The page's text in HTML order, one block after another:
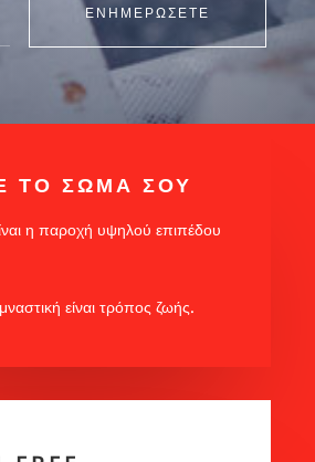
ΕΝΗΜΕΡΩΣΕΤΕ
ΤΟ ΣΩΜΑ ΣΟΥ
η παροχή υψηλού επιπέδου
είναι τρόπος ζωής.